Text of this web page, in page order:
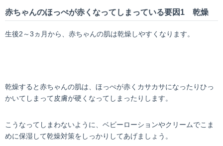
赤ちゃんのほっぺが赤くなってしまっている要因1 乾燥
生後2～3ヵ月から、赤ちゃんの肌は乾燥しやすくなります。
乾燥すると赤ちゃんの肌は、ほっぺが赤くカサカサになったりひっ
かいてしまって皮膚が硬くなってしまったりします。
こうなってしまわないように、ベビーローションやクリームでこま
めに保湿して乾燥対策をしっかりしてあげましょう。